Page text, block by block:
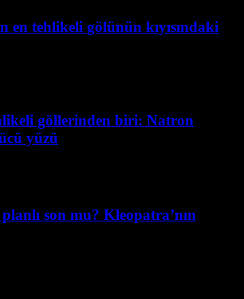
en tehlikeli gölünün kıyısındaki
göllerinden biri: Natron
yüzü
son mu? Kleopatra’nın